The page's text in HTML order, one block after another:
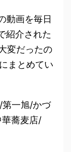
動画を毎日
紹介された
変だったの
まとめてい
一旭/かづ
蕎麦店/